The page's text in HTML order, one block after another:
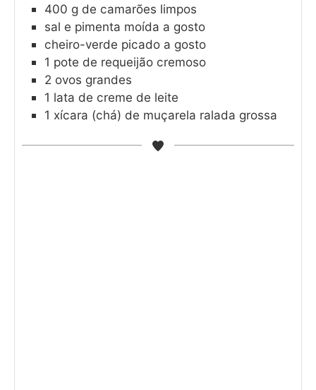
400 g de camarões limpos
sal e pimenta moída a gosto
cheiro-verde picado a gosto
1 pote de requeijão cremoso
2 ovos grandes
1 lata de creme de leite
1 xícara (chá) de muçarela ralada grossa